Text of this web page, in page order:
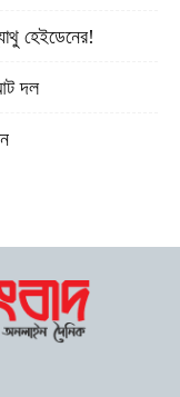
হেইডেনের!
দল